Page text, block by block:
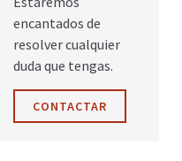
encantados de
resolver cualquier
duda que tengas.
CONTACTAR